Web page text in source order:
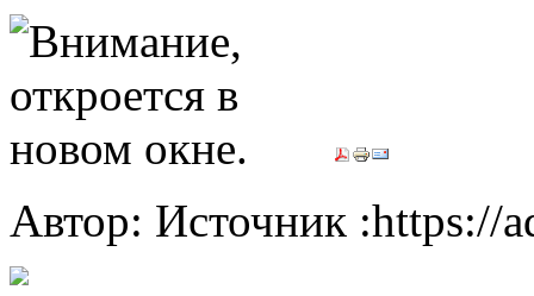
Автор: Источник :https://